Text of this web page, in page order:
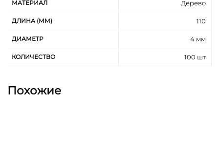
МАТЕРИАЛ Дерево
ДЛИНА (ММ) 110
ДИАМЕТР 4 мм
КОЛИЧЕСТВО 100 шт
Похожие